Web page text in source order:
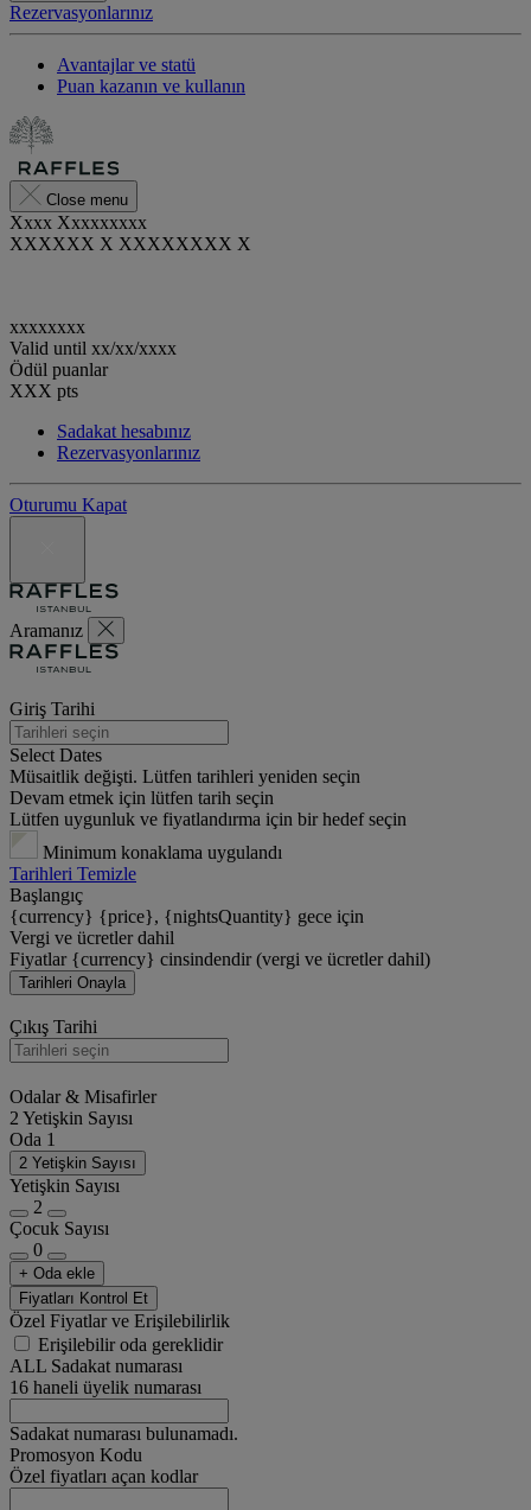
Rezervasyonlarınız
Avantajlar ve statü
Puan kazanın ve kullanın
Close menu
Xxxx Xxxxxxxxx
XXXXXX X XXXXXXXX X
xxxxxxxx
Valid until xx/xx/xxxx
Ödül puanlar
XXX pts
Sadakat hesabınız
Rezervasyonlarınız
Oturumu Kapat
Aramanız
Giriş Tarihi
Select Dates
Müsaitlik değişti. Lütfen tarihleri yeniden seçin
Devam etmek için lütfen tarih seçin
Lütfen uygunluk ve fiyatlandırma için bir hedef seçin
Minimum konaklama uygulandı
Tarihleri Temizle
Başlangıç
{currency} {price}, {nightsQuantity} gece için
Vergi ve ücretler dahil
Fiyatlar {currency} cinsindendir (vergi ve ücretler dahil)
Tarihleri Onayla
Çıkış Tarihi
Odalar & Misafirler
2 Yetişkin Sayısı
Oda 1
2 Yetişkin Sayısı
Yetişkin Sayısı
2
Çocuk Sayısı
0
+ Oda ekle
Fiyatları Kontrol Et
Özel Fiyatlar ve Erişilebilirlik
Erişilebilir oda gereklidir
ALL Sadakat numarası
16 haneli üyelik numarası
Sadakat numarası bulunamadı.
Promosyon Kodu
Özel fiyatları açan kodlar